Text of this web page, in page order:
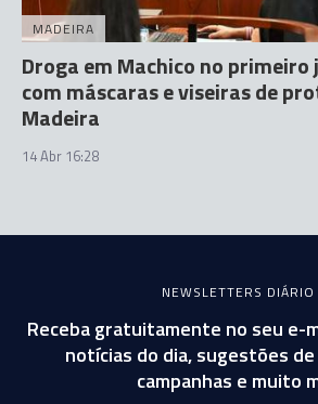
MADEIRA
Droga em Machico no
com máscaras e viseiras de
Madeira
14 Abr 16:28
NEWSLETTERS DIÁRIO
Receba gratuitamente no seu e-
notícias do dia, sugestões
campanhas e muito